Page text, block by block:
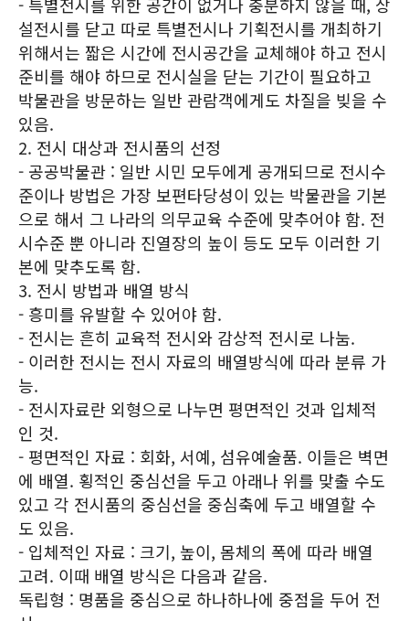
설전시를 닫고 따로 특별전시나 기획전시를 개최하기
위해서는 짧은 시간에 전시공간을 교체해야 하고 전시
준비를 해야 하므로 전시실을 닫는 기간이 필요하고
박물관을 방문하는 일반 관람객에게도 차질을 빚을 수
있음.
2. 전시 대상과 전시품의 선정
- 공공박물관 : 일반 시민 모두에게 공개되므로 전시수
준이나 방법은 가장 보편타당성이 있는 박물관을 기본
으로 해서 그 나라의 의무교육 수준에 맞추어야 함. 전
시수준 뿐 아니라 진열장의 높이 등도 모두 이러한 기
본에 맞추도록 함.
3. 전시 방법과 배열 방식
- 흥미를 유발할 수 있어야 함.
- 전시는 흔히 교육적 전시와 감상적 전시로 나눔.
- 이러한 전시는 전시 자료의 배열방식에 따라 분류 가
능.
- 전시자료란 외형으로 나누면 평면적인 것과 입체적
인 것.
- 평면적인 자료 : 회화, 서예, 섬유예술품. 이들은 벽면
에 배열. 횡적인 중심선을 두고 아래나 위를 맞출 수도
있고 각 전시품의 중심선을 중심축에 두고 배열할 수
도 있음.
- 입체적인 자료 : 크기, 높이, 몸체의 폭에 따라 배열
고려. 이때 배열 방식은 다음과 같음.
독립형 : 명품을 중심으로 하나하나에 중점을 두어 전